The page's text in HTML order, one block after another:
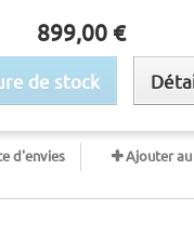
899,00 €
de stock
d'envies Ajouter